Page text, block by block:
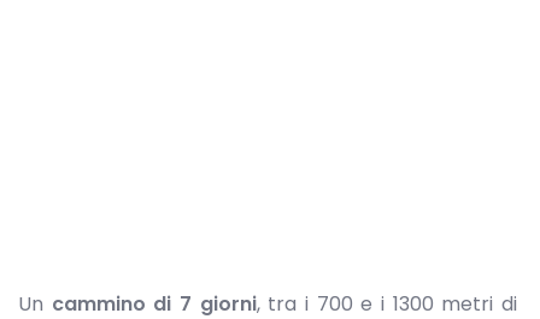
Un cammino di 7 giorni, tra i 700 e i 1300 metri di